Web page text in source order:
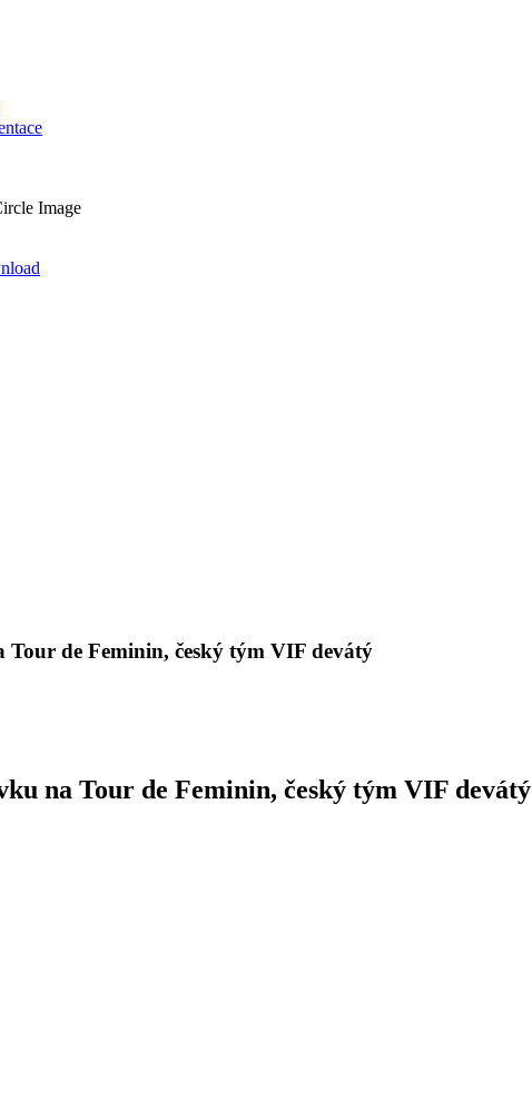
de Feminin, český tým VIF devátý
na Tour de Feminin, český tým VIF devátý